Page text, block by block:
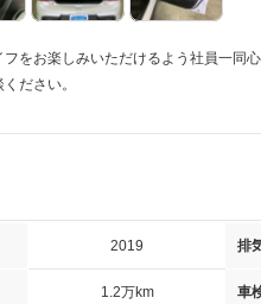
をお楽しみいただけるよう社員一同
ださい。
2019 排
1.2万km 車